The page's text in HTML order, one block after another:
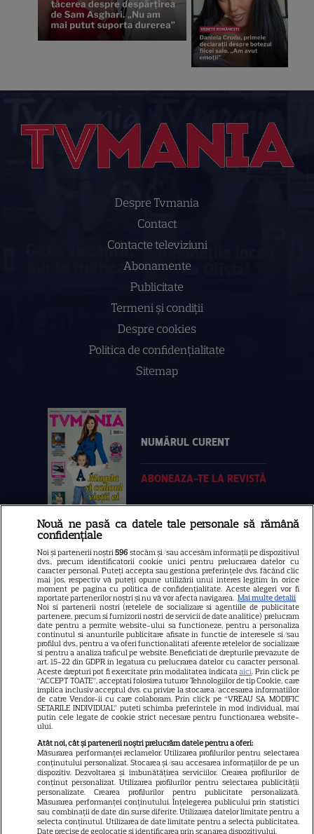
Despre Tvmania
Contact
Contacte televiziuni
Abonamente
Publicitate
Termeni și condiții
Despre cookies
Politica de confidenţialitate
Sitemap
NUMĂRUL CURENT
ABONEAZA-TE LA REVISTĂ
Libertatea
Libertatea pentru femei
GSP
Știri mondene
Avantaje
Elle
Unica
Retete practice
Copyright2026Ringier Romania – Toate Drepturile rezervate
Nouă ne pasă ca datele tale personale să rămână
confidențiale
Noi și partenerii noștri596 stocăm și/sau accesăm informații pe dispozitivul
dvs., precum identificatorii cookie unici pentru prelucrarea datelor cu
caracter personal. Puteți accepta sau gestiona preferințele dvs. făcând clic
mai jos, respectiv vă puteți opune utilizării unui interes legitim în orice
moment pe pagina cu politica de confidențialitate. Aceste alegeri vor fi
raportate partenerilor noștri și nu vă vor afecta navigarea. Mai multe detalii
Noi si partenerii nostri (retelele de socializare si agentiile de publicitate
partenere, precum si furnizorii nostri de servicii de date analitice) prelucram
date pentru a permite website-ului sa functioneze, pentru a personaliza
continutul si anunturile publicitare afisate in functie de interesele si/sau
profilul dvs., pentru a va oferi functionalitati aferente retelelor de socializare
si pentru a analiza traficul pe website. Beneficiati de drepturile prevazute de
art. 15-22 din GDPR in legatura cu prelucrarea datelor cu caracter personal.
Aceste drepturi pot fi exercitate prin modalitatea indicataaici. Prin click pe
“ACCEPT TOATE”, acceptati folosirea tuturor Tehnologiilor de tip Cookie, care
implica inclusiv acceptul dvs. cu privire la stocarea/accesarea informatiilor
de catre Vendor-ii cu care colaboram. Prin click pe “VREAU SA MODIFIC
SETARILE INDIVIDUAL” puteti schimba preferintele in mod individual, mai
putin cele legate de cookie strict necesare pentru functionarea website-
ului.
Atât noi, cât și partenerii noștri prelucrăm datele pentru a oferi:
Măsurarea performanței reclamelor. Utilizarea profilurilor pentru selectarea
conținutului personalizat. Stocarea și/sau accesarea informațiilor de pe un
dispozitiv. Dezvoltarea și îmbunătățirea serviciilor. Crearea profilurilor de
conținut personalizat. Utilizarea profilurilor pentru selectarea publicității
personalizate. Crearea profilurilor pentru publicitate personalizată.
Măsurarea performanței conținutului. Înțelegerea publicului prin statistici
sau combinații de date din surse diferite. Utilizarea datelor limitate pentru a
selecta conținutul. Utilizarea de date limitate pentru a selecta publicitatea.
Date precise de geolocație și identificarea prin scanarea dispozitivului.